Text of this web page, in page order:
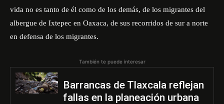
vida no es tanto de él como de los demás, de los migrantes del
albergue de Ixtepec en Oaxaca, de sus recorridos de sur a norte
en defensa de los migrantes.
También te puede interesar
Barrancas de Tlaxcala reflejan
fallas en la planeación urbana